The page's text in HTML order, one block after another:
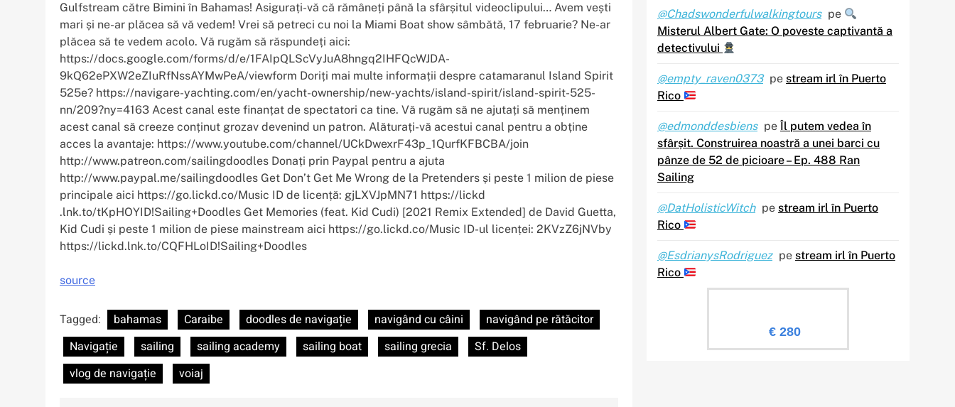
Gulfstream către Bimini în Bahamas! Asigurați-vă că rămâneți până la sfârșitul videoclipului… Avem vești
mari și ne-ar plăcea să vă vedem! Vrei să petreci cu noi la Miami Boat show sâmbătă, 17 februarie? Ne-ar
plăcea să te vedem acolo. Vă rugăm să răspundeți aici:
https://docs.google.com/forms/d/e/1FAIpQLScVyJuA8hngq2IHFQcWJDA-
9kQ62ePXW2eZIuRfNssAYMwPeA/viewform Doriți mai multe informații despre catamaranul Island Spirit
525e? https://navigare-yachting.com/en/yacht-ownership/new-yachts/island-spirit/island-spirit-525-
nn/209?ny=4163 Acest canal este finanțat de spectatori ca tine. Vă rugăm să ne ajutați să menținem
acest canal să creeze conținut grozav devenind un patron. Alăturați-vă acestui canal pentru a obține
acces la avantaje: https://www.youtube.com/channel/UCkDwexrF43p_1QurfKFBCBA/join
http://www.patreon.com/sailingdoodles Donați prin Paypal pentru a ajuta
http://www.paypal.me/sailingdoodles Get Don’t Get Me Wrong de la Pretenders și peste 1 milion de piese
principale aici https://go.lickd.co/Music ID de licență: gjLXVJpMN71 https://lickd
.lnk.to/tKpHOYID!Sailing+Doodles Get Memories (feat. Kid Cudi) [2021 Remix Extended] de David Guetta,
Kid Cudi și peste 1 milion de piese mainstream aici https://go.lickd.co/Music ID-ul licenței: 2KVzZ6jNVby
https://lickd.lnk.to/CQFHLoID!Sailing+Doodles
source
Tagged: bahamas Caraibe doodles de navigație navigând cu câini
navigând pe rătăcitor
Navigație
sailing sailing academy sailing boat sailing grecia
Sf. Delos
vlog de navigație
voiaj
@Chadswonderfulwalkingtours pe
Misterul Albert Gate: O poveste captivantă a
detectivului
@empty_raven0373 pe stream irl în Puerto
Rico
@edmonddesbiens pe Îl putem vedea în
sfârșit. Construirea noastră a unei barci cu
pânze de 52 de picioare – Ep. 488 Ran
Sailing
@DatHolisticWitch pe stream irl în Puerto
Rico
@EsdrianysRodriguez pe stream irl în Puerto
Rico
€ 280